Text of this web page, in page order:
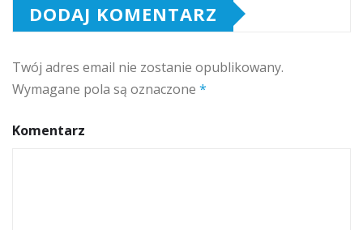
DODAJ KOMENTARZ
Twój adres email nie zostanie opublikowany.
Wymagane pola są oznaczone *
Komentarz